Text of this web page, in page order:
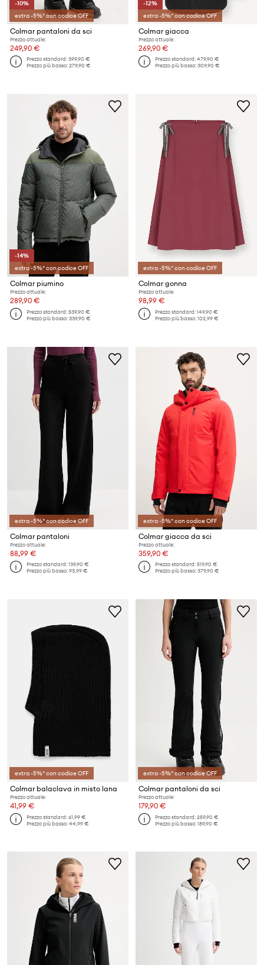
-10%
extra -5%* con codice OFF
Colmar pantaloni da sci
Prezzo attuale:
249,90 €
Prezzo standard:399,90 €
Prezzo più basso:279,90 €
-12%
extra -5%* con codice OFF
Colmar giacca
Prezzo attuale:
269,90 €
Prezzo standard:479,90 €
Prezzo più basso:309,90 €
-14%
extra -5%* con codice OFF
Colmar piumino
Prezzo attuale:
289,90 €
Prezzo standard:539,90 €
Prezzo più basso:339,90 €
extra -5%* con codice OFF
Colmar gonna
Prezzo attuale:
98,99 €
Prezzo standard:149,90 €
Prezzo più basso:102,99 €
extra -5%* con codice OFF
Colmar pantaloni
Prezzo attuale:
88,99 €
Prezzo standard:139,90 €
Prezzo più basso:93,99 €
extra -5%* con codice OFF
Colmar giacca da sci
Prezzo attuale:
359,90 €
Prezzo standard:519,90 €
Prezzo più basso:379,90 €
extra -5%* con codice OFF
Colmar balaclava in misto lana
Prezzo attuale:
41,99 €
Prezzo standard:61,99 €
Prezzo più basso:44,99 €
extra -5%* con codice OFF
Colmar pantaloni da sci
Prezzo attuale:
179,90 €
Prezzo standard:259,90 €
Prezzo più basso:189,90 €